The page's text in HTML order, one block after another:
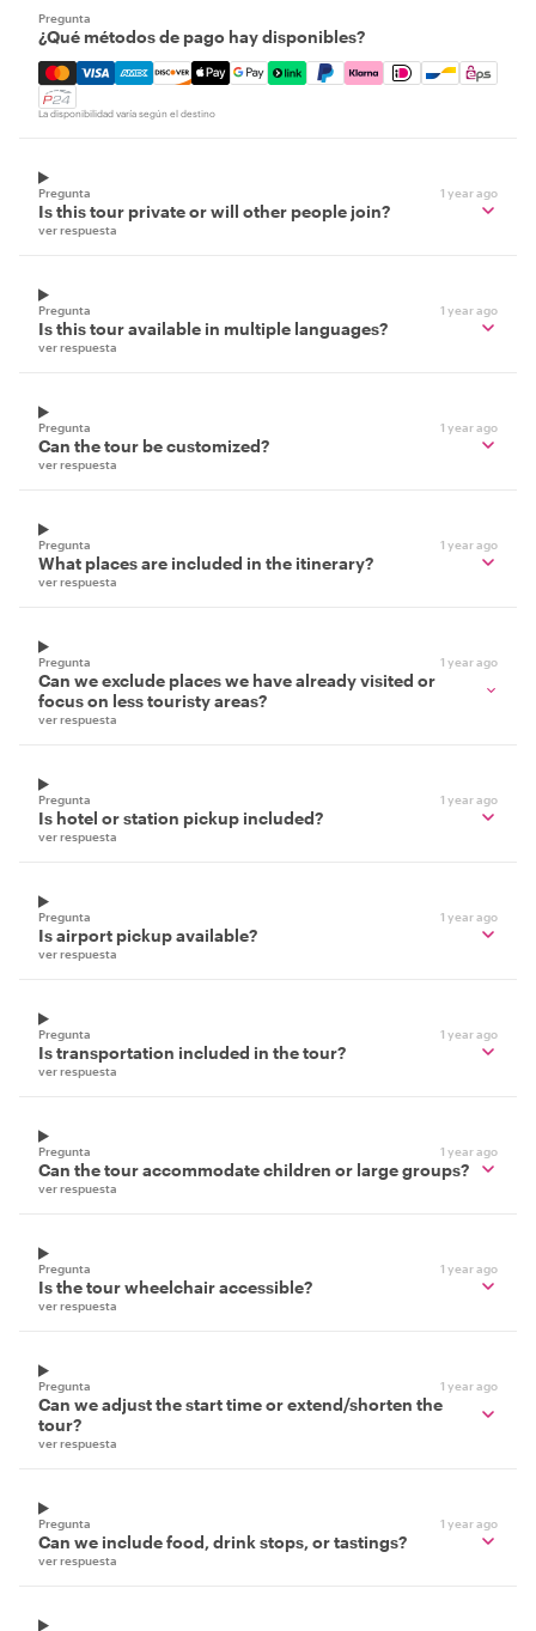
Pregunta
¿Qué métodos de pago hay disponibles?
Mastercard, Visa, Amex, Discover, Apple Pay, Google
La disponibilidad varía según el destino
Pregunta 1 year ago
Is this tour private or will other people join?
ver respuesta
Pregunta 1 year ago
Is this tour available in multiple languages?
ver respuesta
Pregunta 1 year ago
Can the tour be customized?
ver respuesta
Pregunta 1 year ago
What places are included in the itinerary?
ver respuesta
Pregunta 1 year ago
Can we exclude places we have already visited or
focus on less touristy areas?
ver respuesta
Pregunta 1 year ago
Is hotel or station pickup included?
ver respuesta
Pregunta 1 year ago
Is airport pickup available?
ver respuesta
Pregunta 1 year ago
Is transportation included in the tour?
ver respuesta
Pregunta 1 year ago
Can the tour accommodate children or large groups?
ver respuesta
Pregunta 1 year ago
Is the tour wheelchair accessible?
ver respuesta
Pregunta 1 year ago
Can we adjust the start time or extend/shorten the
tour?
ver respuesta
Pregunta 1 year ago
Can we include food, drink stops, or tastings?
ver respuesta